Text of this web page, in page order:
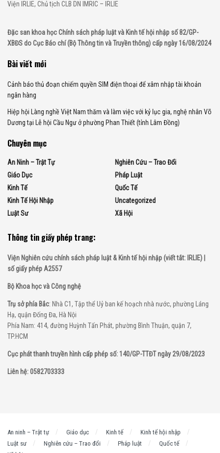
Viện IRLIE, Chủ tịch CLB DN IMRIC – IRLIE
Đặc san khoa học Chính sách pháp luật và Kinh tế hội nhập số 82/GP-
XBĐS do Cục Báo chí (Bộ Thông tin và Truyền thông) cấp ngày 16/08/2024
Bài viết mới
Cảnh báo thủ đoạn chiếm quyền SIM điện thoại để xâm nhập tài khoản
ngân hàng
Hiệp hội Làng nghề Việt Nam thăm và làm việc với kỷ lục gia, nghệ nhân Võ
Dương tại Lễ hội Cầu Ngư ở phường Phan Thiết (tỉnh Lâm Đồng)
Chuyên mục
An Ninh – Trật Tự
Giáo Dục
Kinh Tế
Kinh Tế Hội Nhập
Luật Sư
Nghiên Cứu – Trao Đổi
Pháp Luật
Quốc Tế
Uncategorized
Xã Hội
Thông tin giấy phép trang:
Viện Nghiên cứu chính sách pháp luật & Kinh tế hội nhập (viết tắt: IRLIE) |
số giấy phép A2557
Bộ Khoa học và Công nghệ
Trụ sở phía Bắc: Nhà C1, Tập thể Uỷ ban kế hoạch nhà nước, phường Láng
Hạ, quận Đống Đa, Hà Nội
Phía Nam: 414, đường Huỳnh Tấn Phát, phường Bình Thuận, quận 7,
TP.HCM
Cục phát thanh truyền hình cấp phép số: 140/GP-TTĐT ngày 29/08/2023
Liên hệ: 0582703333
An ninh – Trật tự Giáo dục Kinh tế
Kinh tế hội nhập
Luật sư
Nghiên cứu – Trao đổi Pháp luật
Quốc tế